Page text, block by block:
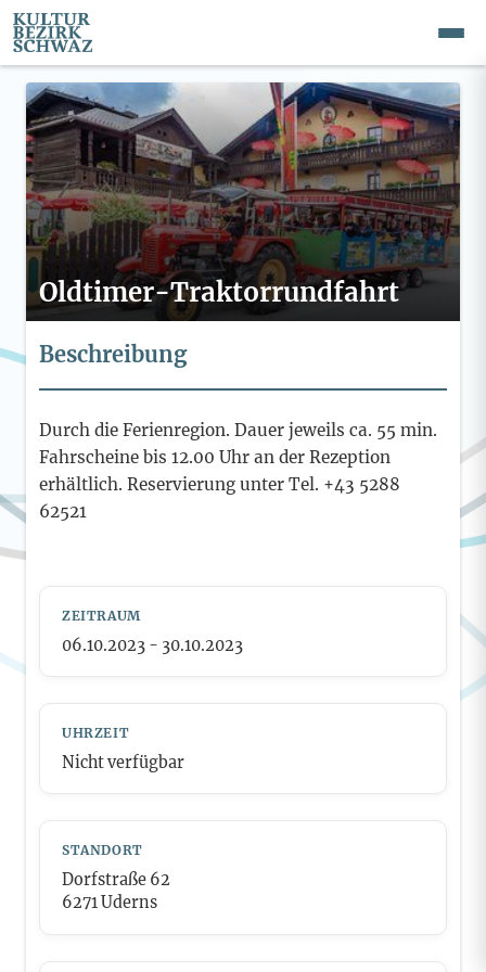
Oldtimer-Traktorrundfahrt
Beschreibung
Durch die Ferienregion. Dauer jeweils ca. 55 min.
Fahrscheine bis 12.00 Uhr an der Rezeption
erhältlich. Reservierung unter Tel. +43 5288
62521
ZEITRAUM
06.10.2023 - 30.10.2023
UHRZEIT
Nicht verfügbar
STANDORT
Dorfstraße 62
6271 Uderns